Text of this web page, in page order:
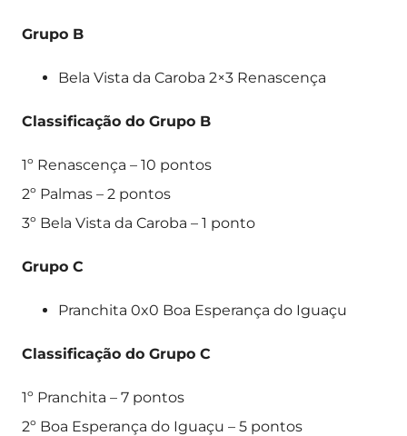
Grupo B
Bela Vista da Caroba 2×3 Renascença
Classificação do Grupo B
1º Renascença – 10 pontos
2º Palmas – 2 pontos
3º Bela Vista da Caroba – 1 ponto
Grupo C
Pranchita 0x0 Boa Esperança do Iguaçu
Classificação do Grupo C
1º Pranchita – 7 pontos
2º Boa Esperança do Iguaçu – 5 pontos